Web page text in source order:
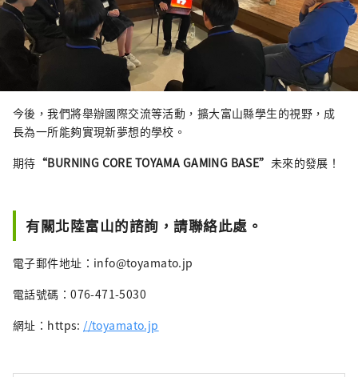
今後，我們將舉辦國際交流等活動，擴大富山縣學生的視野，成
長為一所能夠實現新夢想的學校。
期待 “BURNING CORE TOYAMA GAMING BASE” 未來的發展！
有關北陸富山的諮詢，請聯絡此處。
電子郵件地址：info@toyamato.jp
電話號碼：076-471-5030
網址：https: //toyamato.jp